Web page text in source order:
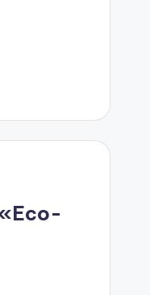
«Eco-